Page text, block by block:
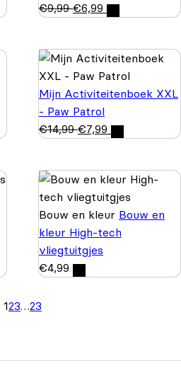
€9,99 €6,99
Mijn Activiteitenboek XXL
- Paw Patrol
€14,99 €7,99
Bouw en kleur Bouw en
kleur High-tech
vliegtuitgjes
€4,99
123…23